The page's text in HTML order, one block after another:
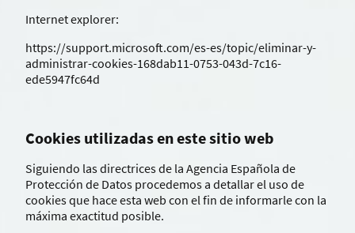
Internet explorer:
https://support.microsoft.com/es-es/topic/eliminar-y-
administrar-cookies-168dab11-0753-043d-7c16-
ede5947fc64d
Cookies utilizadas en este sitio web
Siguiendo las directrices de la Agencia Española de
Protección de Datos procedemos a detallar el uso de
cookies que hace esta web con el fin de informarle con la
máxima exactitud posible.